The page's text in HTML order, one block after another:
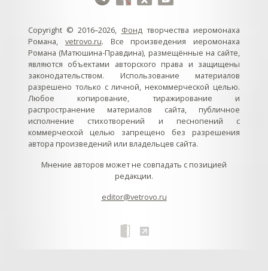
Copyright © 2016–2026, Фондтворчества иеромонаха
Романа, vetrovo.ru. Все произведения иеромонаха
Романа (Матюшина-Правдина), размещённые на сайте,
являются объектами авторского права и защищены
законодательством. Использование материалов
разрешено только с личной, некоммерческой целью.
Любое копирование, тиражирование и
распространение материалов сайта, публичное
исполнение стихотворений и песнопений с
коммерческой целью запрещено без разрешения
автора произведений или владельцев сайта.
Мнение авторов может не совпадать с позицией
редакции.
editor@vetrovo.ru